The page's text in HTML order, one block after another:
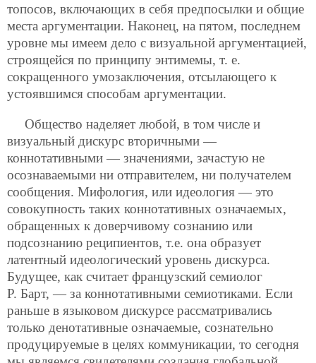
топосов, включающих в себя предпосылки и общие
места аргументации. Наконец, на пятом, последнем
уровне мы имеем дело с визуальной аргументацией,
строящейся по принципу энтимемы, т. е.
сокращенного умозаключения, отсылающего к
устоявшимся способам аргументации.
Общество наделяет любой, в том числе и
визуальный дискурс вторичными —
коннотативными — значениями, зачастую не
осознаваемыми ни отправителем, ни получателем
сообщения. Мифология, или идеология — это
совокупность таких коннотативных означаемых,
обращенных к доверчивому сознанию или
подсознанию реципиентов, т.е. она образует
латентный идеологический уровень дискурса.
Будущее, как считает французский семиолог
Р. Барт, — за коннотативными семиотиками. Если
раньше в языковом дискурсе рассматривались
только денотативные означаемые, сознательно
продуцируемые в целях коммуникации, то сегодня